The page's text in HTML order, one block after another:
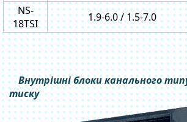
NS-
18TSI
1.9-6.0 / 1.5-7.0
Внутрішні блоки канального
тиску